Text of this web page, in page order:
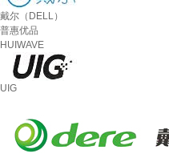
戴尔（DELL）
普惠优品
HUIWAVE
UIG